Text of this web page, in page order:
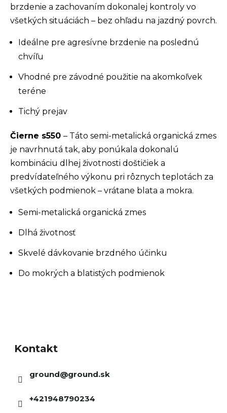
brzdenie a zachovaním dokonalej kontroly vo
všetkých situáciách – bez ohľadu na jazdný povrch.
Ideálne pre agresívne brzdenie na poslednú
chvíľu
Vhodné pre závodné použitie na akomkoľvek
teréne
Tichý prejav
Čierne s550 – Táto semi-metalická organická zmes
je navrhnutá tak, aby ponúkala dokonalú
kombináciu dlhej životnosti doštičiek a
predvídateľného výkonu pri rôznych teplotách za
všetkých podmienok – vrátane blata a mokra.
Semi-metalická organická zmes
Dlhá životnosť
Skvelé dávkovanie brzdného účinku
Do mokrých a blatistých podmienok
Kontakt
ground@ground.sk
+421948790234